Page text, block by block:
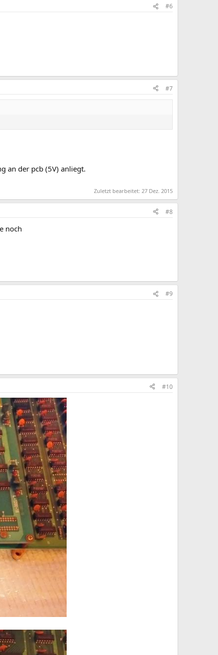
#6
#7
an der pcb (5V) anliegt.
Zuletzt bearbeitet: 27 Dez. 2015
#8
noch
#9
#10